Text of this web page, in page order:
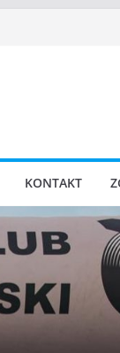
KONTAKT